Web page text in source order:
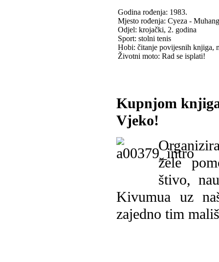
Godina rođenja: 1983.
Mjesto rođenja: Cyeza -
Odjel: krojački, 2. godina
Sport: stolni tenis
Hobi: čitanje povijesnih knjiga,
Životni moto: Rad se isplati!
Kupnjom
Vjeko!
žele
štivo,
Kivumua uz
zajedno tim